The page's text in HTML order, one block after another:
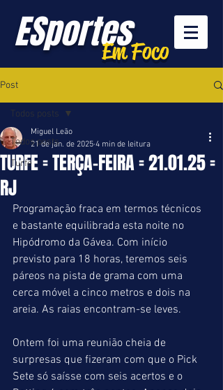
ESportesEm Foco
Post
Todos posts
Turfe
Todos posts
TURFE = TERÇA-FEIRA = 21.01.25 =
RJ
Miguel Leão
21 de jan. de 2025 4 min de leitura
Programação fraca em termos técnicos
e bastante equilibrada esta noite no
Hipódromo da Gávea. Com início
previsto para 18 horas, teremos seis
páreos na pista de grama com uma
cerca móvel a cinco metros e dois na
areia. As raias encontram-se leves.
Ontem foi uma reunião cheia de
surpresas que fizeram com que o Pick
Sete só saísse com seis acertos e o